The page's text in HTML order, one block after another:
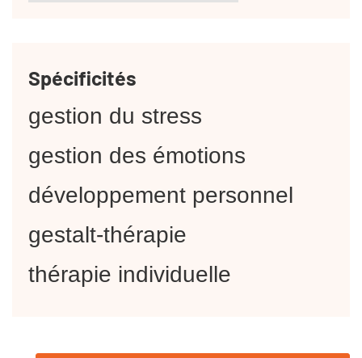
Spécificités
gestion du stress
gestion des émotions
développement personnel
gestalt-thérapie
thérapie individuelle